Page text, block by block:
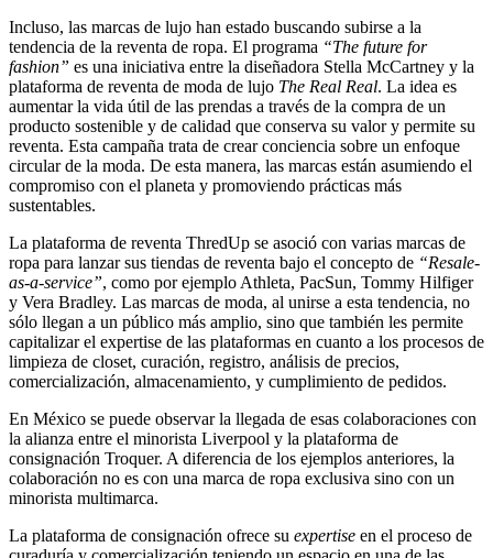
Incluso, las marcas de lujo han estado buscando subirse a la
tendencia de la reventa de ropa. El programa “The future for
fashion” es una iniciativa entre la diseñadora Stella McCartney y la
plataforma de reventa de moda de lujo The Real Real. La idea es
aumentar la vida útil de las prendas a través de la compra de un
producto sostenible y de calidad que conserva su valor y permite su
reventa. Esta campaña trata de crear conciencia sobre un enfoque
circular de la moda. De esta manera, las marcas están asumiendo el
compromiso con el planeta y promoviendo prácticas más
sustentables.
La plataforma de reventa ThredUp se asoció con varias marcas de
ropa para lanzar sus tiendas de reventa bajo el concepto de “Resale-
as-a-service”, como por ejemplo Athleta, PacSun, Tommy Hilfiger
y Vera Bradley. Las marcas de moda, al unirse a esta tendencia, no
sólo llegan a un público más amplio, sino que también les permite
capitalizar el expertise de las plataformas en cuanto a los procesos de
limpieza de closet, curación, registro, análisis de precios,
comercialización, almacenamiento, y cumplimiento de pedidos.
En México se puede observar la llegada de esas colaboraciones con
la alianza entre el minorista Liverpool y la plataforma de
consignación Troquer. A diferencia de los ejemplos anteriores, la
colaboración no es con una marca de ropa exclusiva sino con un
minorista multimarca.
La plataforma de consignación ofrece su expertise en el proceso de